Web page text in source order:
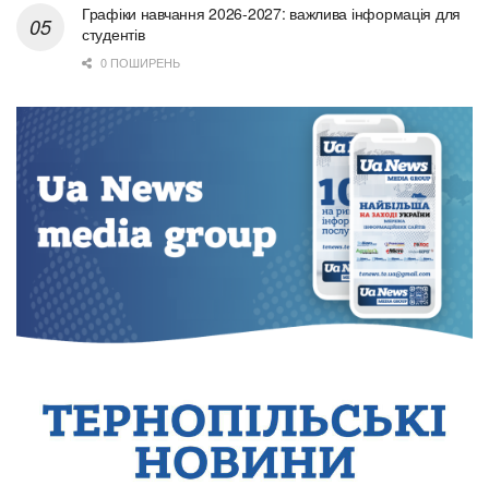
Графіки навчання 2026-2027: важлива інформація для
студентів
0 ПОШИРЕНЬ